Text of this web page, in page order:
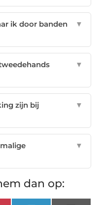
ik door banden
▼
▼
zijn bij
▼
▼
dan op: